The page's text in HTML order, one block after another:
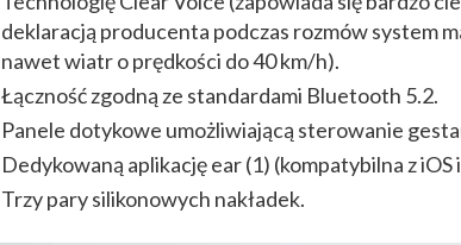
deklaracją producenta podczas rozmów system
nawet wiatr o prędkości do 40 km/h).
Łączność zgodną ze standardami Bluetooth 5.2.
Panele dotykowe umożliwiającą sterowanie
Dedykowaną aplikację ear (1) (kompatybilna z iOS
Trzy pary silikonowych nakładek.